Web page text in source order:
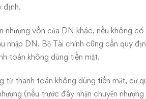
định.
nhượng vốn của DN khác, nếu không
nhập DN. Bộ Tài chính cũng cần quy
toán không dùng tiền mặt.
từ thanh toán không dùng tiền mặt, cơ
(nếu trước đây nhận chuyển